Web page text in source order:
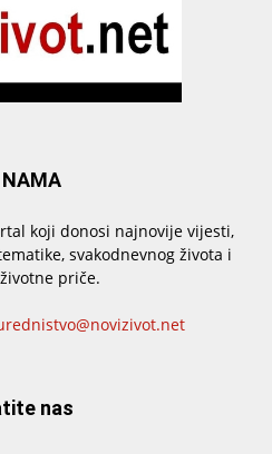
NAMA
koji donosi najnovije vijesti,
svakodnevnog života i
priče.
nas